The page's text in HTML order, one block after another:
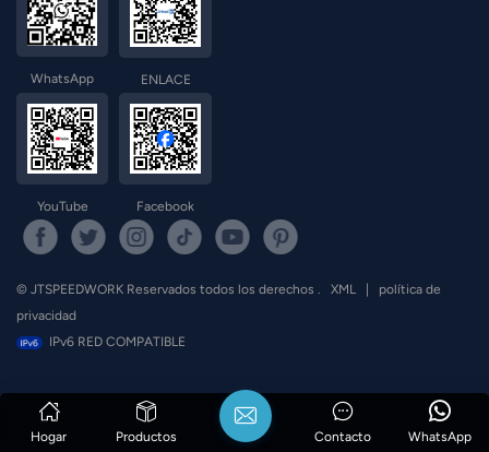
WhatsApp ENLACE
YouTube Facebook
© JTSPEEDWORK Reservados todos los derechos . XML
política de
privacidad
IPv6 RED COMPATIBLE
Hogar Productos WhatsApp
Contacto